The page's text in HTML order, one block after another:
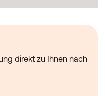
direkt zu Ihnen nach